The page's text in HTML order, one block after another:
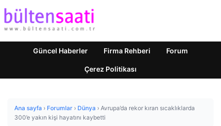
Güncel Haberler Firma Rehberi Forum
Çerez Politikası
Ana sayfa › Forumlar › Dünya › Avrupa’da rekor kıran sıcaklıklarda
300’e yakın kişi hayatını kaybetti